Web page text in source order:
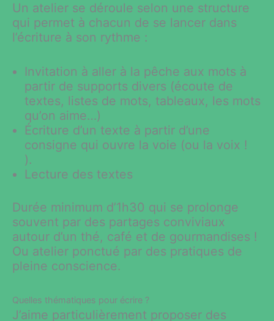
Un atelier se déroule selon une structure
qui permet à chacun de se lancer dans
l’écriture à son rythme :
Invitation à aller à la pêche aux mots à
partir de supports divers (écoute de
textes, listes de mots, tableaux, les mots
qu’on aime…)
Écriture d’un texte à partir d’une
consigne qui ouvre la voie (ou la voix !
).
Lecture des textes
Durée minimum d’1h30 qui se prolonge
souvent par des partages conviviaux
autour d’un thé, café et de gourmandises !
Ou atelier ponctué par des pratiques de
pleine conscience.
Quelles thématiques pour écrire ?
J’aime particulièrement proposer des